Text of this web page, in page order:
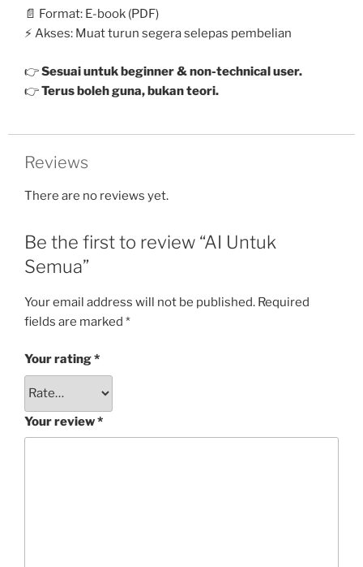
📄 Format: E-book (PDF)
⚡ Akses: Muat turun segera selepas pembelian
👉Sesuai untuk beginner & non-technical user.
👉Terus boleh guna, bukan teori.
Reviews
There are no reviews yet.
Be the first to review “AI Untuk
Semua”
Your email address will not be published. Required
fields are marked *
Your rating*
Your review*